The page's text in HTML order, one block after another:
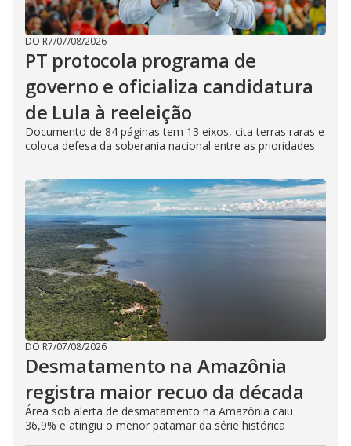
DO R7/07/08/2026
PT protocola programa de
governo e oficializa candidatura
de Lula à reeleição
Documento de 84 páginas tem 13 eixos, cita terras raras e
coloca defesa da soberania nacional entre as prioridades
DO R7/07/08/2026
Desmatamento na Amazônia
registra maior recuo da década
Área sob alerta de desmatamento na Amazônia caiu
36,9% e atingiu o menor patamar da série histórica